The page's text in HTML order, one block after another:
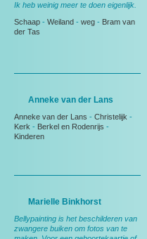
Ik heb weinig meer te doen eigenlijk.
Schaap - Weiland - weg - Bram van
der Tas
Anneke van der Lans
Anneke van der Lans - Christelijk -
Kerk - Berkel en Rodenrijs -
Kinderen
Marielle Binkhorst
Bellypainting is het beschilderen van
zwangere buiken om fotos van te